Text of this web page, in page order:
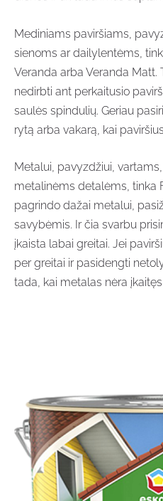
Mediniams paviršiams,
sienoms ar dailylentėms,
Veranda arba Veranda
nedirbti ant perkaitusio
saulės spindulių. Geriau
rytą arba vakarą, kai
Metalui, pavyzdžiui,
metalinėms detalėms, tinka
pagrindo dažai metalui,
savybėmis. Ir čia svarbu
įkaista labai greitai. Jei
per greitai ir pasidengti
tada, kai metalas nėra